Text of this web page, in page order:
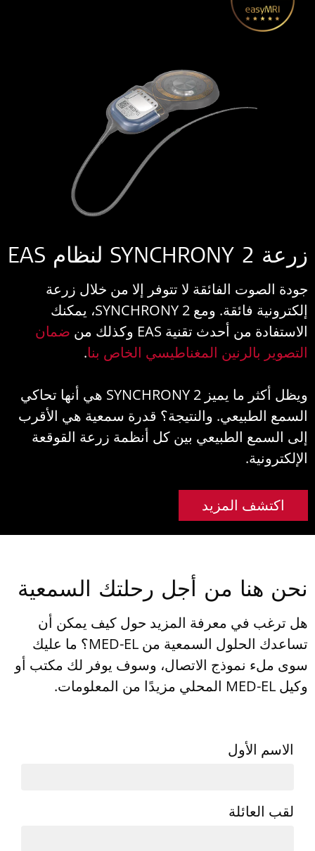
زرعة 2 SYNCHRONY لنظام EAS
جودة الصوت الفائقة لا تتوفر إلا من خلال زرعة
إلكترونية فائقة. ومع SYNCHRONY 2، يمكنك
الاستفادة من أحدث تقنية EAS وكذلك من
ضمان
التصوير بالرنين المغناطيسي الخاص بنا.
ويظل أكثر ما يميز SYNCHRONY 2 هي أنها تحاكي
السمع الطبيعي. والنتيجة؟ قدرة سمعية هي الأقرب
إلى السمع الطبيعي بين كل أنظمة زرعة القوقعة
الإلكترونية.
اكتشف المزيد
نحن هنا من أجل رحلتك السمعية
هل ترغب في معرفة المزيد حول كيف يمكن أن
تساعدك الحلول السمعية منMED-EL؟ ما عليك
سوى ملء نموذج الاتصال، وسوف يوفر لك مكتب أو
وكيلMED-ELالمحلي مزيدًا من المعلومات.
الاسم الأول
لقب العائلة